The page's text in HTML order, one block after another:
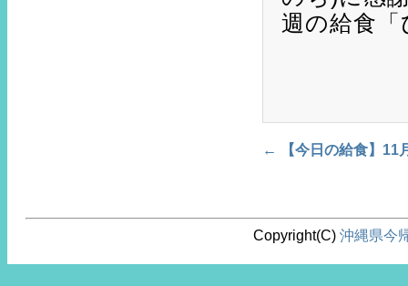
週の給食
Post navigation
← 【今日の給食】11
Copyright(C)沖縄県今